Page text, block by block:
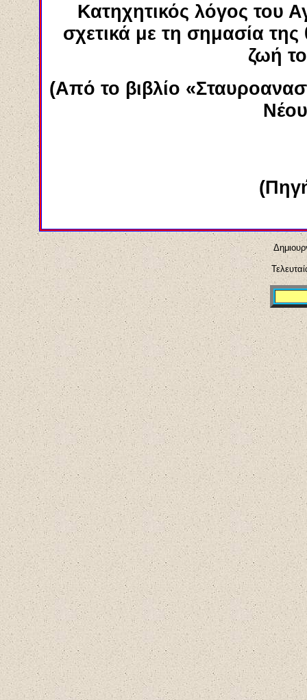
Κατηχητικός λόγος του
σχετικά με τη σημασία
ζωή
(Από το βιβλίο «